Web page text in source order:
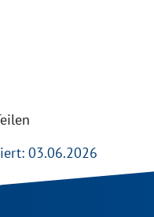
03.06.2026